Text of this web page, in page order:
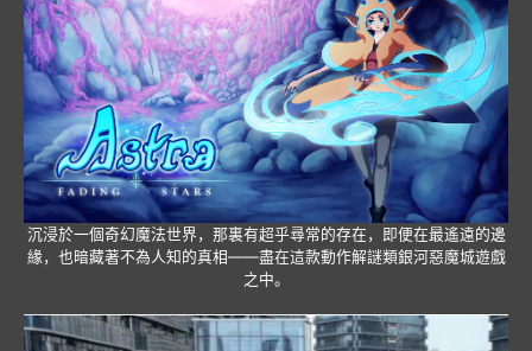
沉浸於一個奇幻魔法世界，那裏有超乎尋常的存在，即便在最遙遠的邊
緣，也暗藏著不為人知的真相——盡在這款動作解謎類銀河惡魔城遊戲
之中。